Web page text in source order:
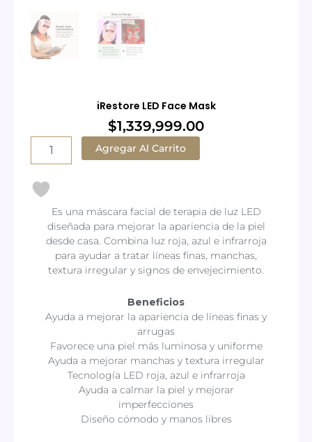
iRestore LED Face Mask
$1,339,999.00
iRestore
Mask
cantidad
Agregar Al Carrito
Es una máscara facial de terapia de luz LED
diseñada para mejorar la apariencia de la piel
desde casa. Combina luz roja, azul e infrarroja
para ayudar a tratar líneas finas, manchas,
textura irregular y signos de envejecimiento.
Beneficios
Ayuda a mejorar la apariencia de líneas finas y
arrugas
Favorece una piel más luminosa y uniforme
Ayuda a mejorar manchas y textura irregular
Tecnología LED roja, azul e infrarroja
Ayuda a calmar la piel y mejorar
imperfecciones
Diseño cómodo y manos libres